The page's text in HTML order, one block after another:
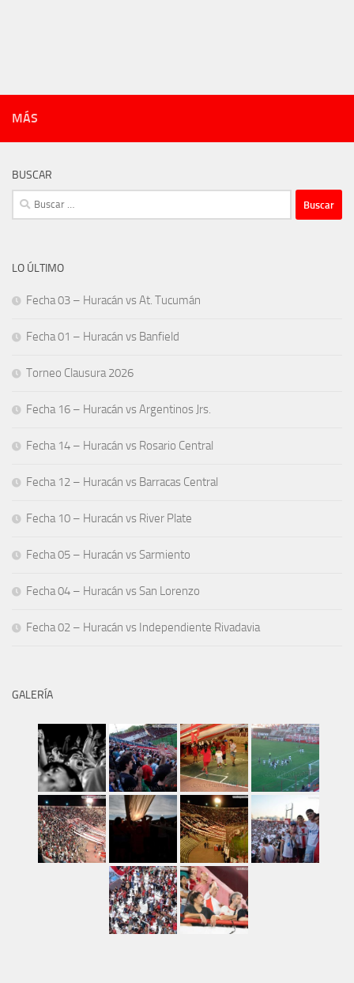
MÁS
BUSCAR
Buscar:
LO ÚLTIMO
Fecha 03 – Huracán vs At. Tucumán
Fecha 01 – Huracán vs Banfield
Torneo Clausura 2026
Fecha 16 – Huracán vs Argentinos Jrs.
Fecha 14 – Huracán vs Rosario Central
Fecha 12 – Huracán vs Barracas Central
Fecha 10 – Huracán vs River Plate
Fecha 05 – Huracán vs Sarmiento
Fecha 04 – Huracán vs San Lorenzo
Fecha 02 – Huracán vs Independiente Rivadavia
GALERÍA